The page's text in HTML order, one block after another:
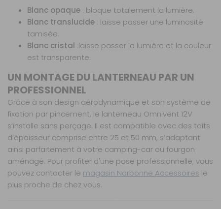
Blanc opaque : bloque totalement la lumière.
Blanc translucide : laisse passer une luminosité
tamisée.
Blanc cristal :laisse passer la lumière et la couleur
est transparente.
UN MONTAGE DU LANTERNEAU PAR UN
PROFESSIONNEL
Grâce à son design aérodynamique et son système de
fixation par pincement, le lanterneau Omnivent 12V
s’installe sans perçage. Il est compatible avec des toits
d’épaisseur comprise entre 25 et 50 mm, s’adaptant
ainsi parfaitement à votre camping-car ou fourgon
aménagé. Pour profiter d'une pose professionnelle, vous
pouvez contacter le magasin Narbonne Accessoires le
plus proche de chez vous.